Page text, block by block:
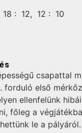
18 : 12, 12 : 10
csapattal
forduló első
ellenfelünk
főleg a
le a pályáról.